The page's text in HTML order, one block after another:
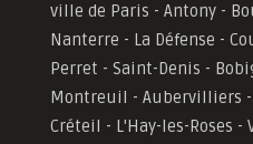
ville de Paris - Antony -
Nanterre - La Défense -
Perret - Saint-Denis -
Montreuil - Aubervilliers
Créteil - L'Hay-les-Roses